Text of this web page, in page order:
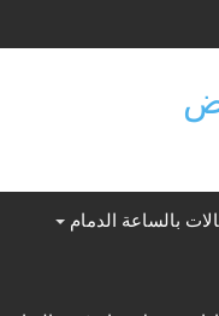
بالساعة الدمام